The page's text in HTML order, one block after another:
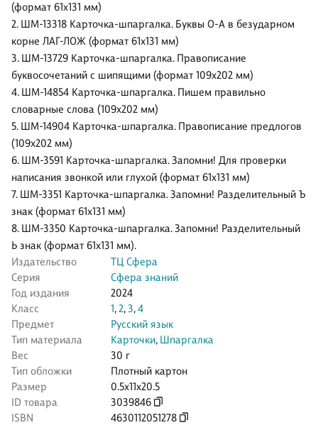
(формат 61х131 мм)
2. ШМ-13318 Карточка-шпаргалка. Буквы О-А в безударном
корне ЛАГ-ЛОЖ (формат 61х131 мм)
3. ШМ-13729 Карточка-шпаргалка. Правописание
буквосочетаний с шипящими (формат 109х202 мм)
4. ШМ-14854 Карточка-шпаргалка. Пишем правильно
словарные слова (109х202 мм)
5. ШМ-14904 Карточка-шпаргалка. Правописание предлогов
(109х202 мм)
6. ШМ-3591 Карточка-шпаргалка. Запомни! Для проверки
написания звонкой или глухой (формат 61х131 мм)
7. ШМ-3351 Карточка-шпаргалка. Запомни! Разделительный Ъ
знак (формат 61х131 мм)
8. ШМ-3350 Карточка-шпаргалка. Запомни! Разделительный
Ь знак (формат 61х131 мм).
Издательство
ТЦ Сфера
Серия
Сфера знаний
Год издания
2024
Класс
1,2,3,4
Предмет
Русский язык
Тип материала
Карточки, Шпаргалка
Вес
30 г
Тип обложки
Плотный картон
Размер
0.5x11x20.5
ID товара
3039846
ISBN
4630112051278